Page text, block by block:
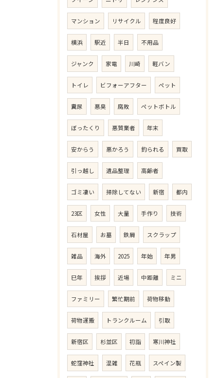
マンション リサイクル 程度良好
横浜 駅近 半日 不用品
ジャンク 家電 川崎 軽バン
トイレ ビフォーアフター ペット
糞尿 悪臭 腐敗 ペットボトル
ぼったくり 悪質業者 年末
安からう 悪かろう 釣られる 買取
引っ越し 遺品整理 高齢者
ゴミ凄い 掃除してない 新宿 都内
23区 女性 大量 手作り 技術
石材屋 お墓 鉄屑 スクラップ
雑品 海外 2025 年始 年男
巳年 挨拶 近場 中距離 ミニ
ファミリー 繁忙期前 荷物移動
荷物運搬 トランクルーム 引取
新宿区 杉並区 初詣 寒川神社
蛇窪神社 混雑 花瓶 スペイン製